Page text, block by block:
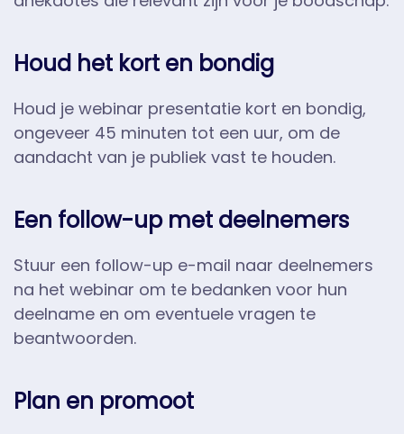
Houd het kort en bondig
Houd je webinar presentatie kort en bondig,
ongeveer 45 minuten tot een uur, om de
aandacht van je publiek vast te houden.
Een follow-up met deelnemers
Stuur een follow-up e-mail naar deelnemers
na het webinar om te bedanken voor hun
deelname en om eventuele vragen te
beantwoorden.
Plan en promoot